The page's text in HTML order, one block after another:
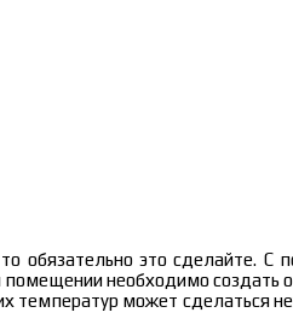
обязательно это сделайте.
необходимо
температур может